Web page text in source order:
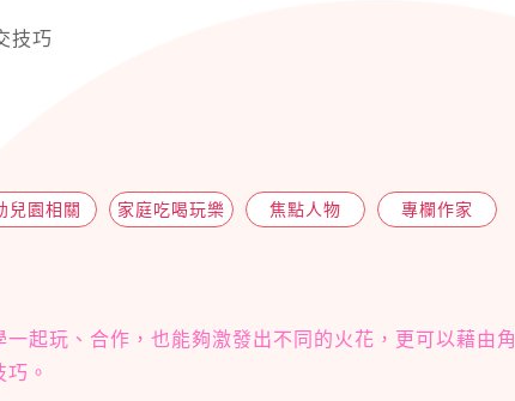
技巧
兒園相關 家庭吃喝玩樂 焦點人物 專欄作家
起玩、合作，也能夠激發出不同的火花，更可以藉由角
。